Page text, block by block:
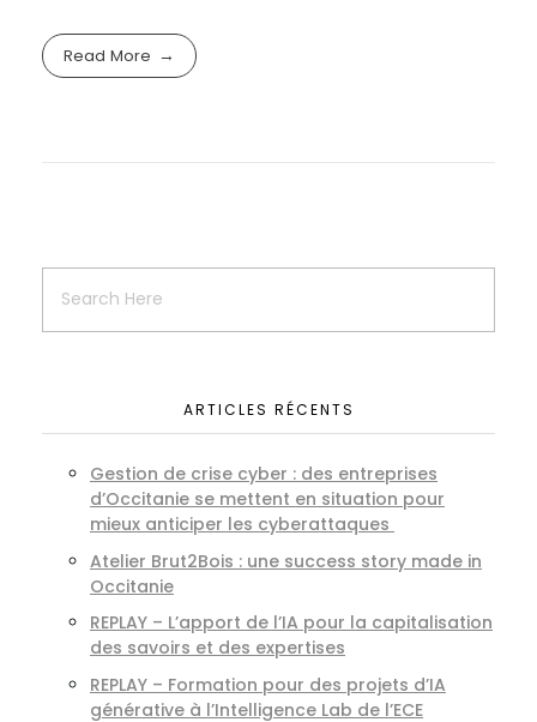
Read More
ARTICLES RÉCENTS
Gestion de crise cyber : des entreprises
d’Occitanie se mettent en situation pour
mieux anticiper les cyberattaques
Atelier Brut2Bois : une success story made in
Occitanie
REPLAY – L’apport de l’IA pour la capitalisation
des savoirs et des expertises
REPLAY – Formation pour des projets d’IA
générative à l’Intelligence Lab de l’ECE